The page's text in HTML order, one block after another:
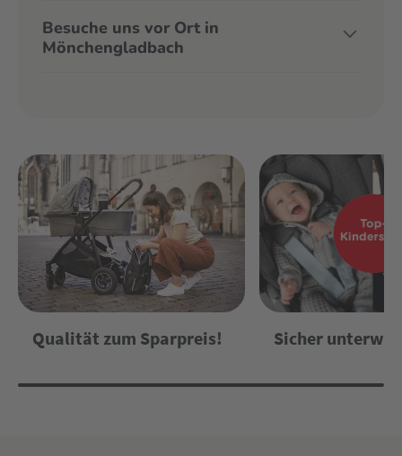
Besuche uns vor Ort in
Mönchengladbach
Qualität zum Sparpreis! Sicher